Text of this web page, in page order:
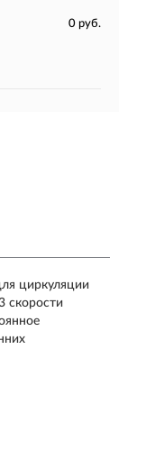
0 руб.
циркуляции
скорости